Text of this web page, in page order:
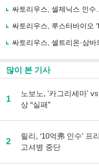
싸토리우스, 셀제닉스 인수
싸토리우스, 루스터바이오
싸토리우스, 셀트리온·삼
많이 본 기사
1
노보노, '카그리세마'
상 “실패”
2
릴리, ‘10억弗 인수’ 프
고셔병 중단